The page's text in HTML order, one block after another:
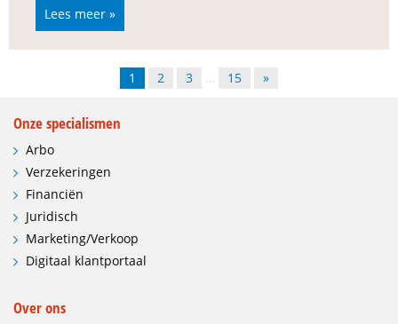
Lees meer »
1 2 3 … 15 »
Onze specialismen
Arbo
Verzekeringen
Financiën
Juridisch
Marketing/Verkoop
Digitaal klantportaal
Over ons